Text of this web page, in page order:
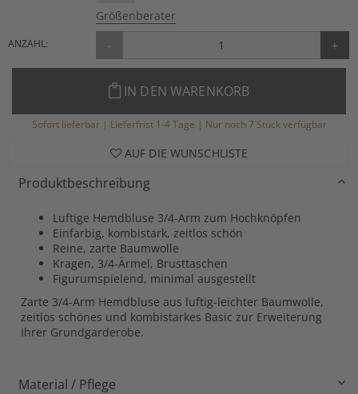
Größenberater
ANZAHL: - +
IN DEN WARENKORB
Sofort lieferbar | Lieferfrist 1-4 Tage | Nur noch 7 Stück verfügbar
AUF DIE WUNSCHLISTE
Produktbeschreibung
Luftige Hemdbluse 3/4-Arm zum Hochknöpfen
Einfarbig, kombistark, zeitlos schön
Reine, zarte Baumwolle
Kragen, 3/4-Ärmel, Brusttaschen
Figurumspielend, minimal ausgestellt
Zarte 3/4-Arm Hemdbluse aus luftig-leichter Baumwolle,
zeitlos schönes und kombistarkes Basic zur Erweiterung
Ihrer Grundgarderobe.
Material / Pflege